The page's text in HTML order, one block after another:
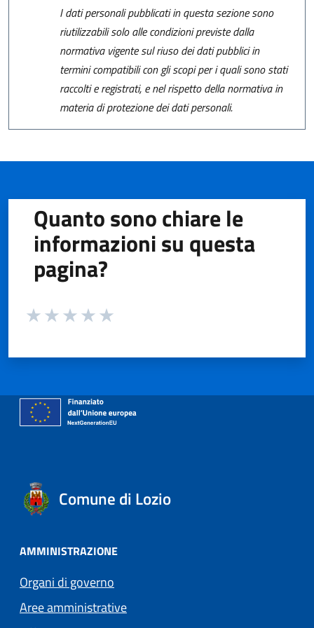
I dati personali pubblicati in questa sezione sono
riutilizzabili solo alle condizioni previste dalla
normativa vigente sul riuso dei dati pubblici in
termini compatibili con gli scopi per i quali sono stati
raccolti e registrati, e nel rispetto della normativa in
materia di protezione dei dati personali.
Quanto sono chiare le
informazioni su questa
pagina?
Valuta da 1 a 5 stelle la pagina
Comune di Lozio
AMMINISTRAZIONE
Organi di governo
Aree amministrative